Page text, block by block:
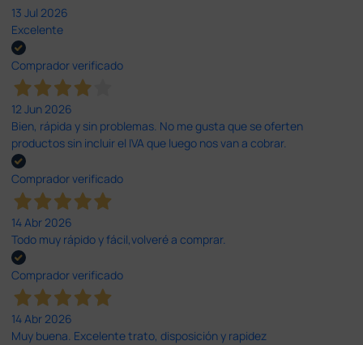
13 Jul 2026
Excelente
Comprador verificado
12 Jun 2026
Bien, rápida y sin problemas. No me gusta que se oferten
productos sin incluir el IVA que luego nos van a cobrar.
Comprador verificado
14 Abr 2026
Todo muy rápido y fácil,volveré a comprar.
Comprador verificado
14 Abr 2026
Muy buena. Excelente trato, disposición y rapidez